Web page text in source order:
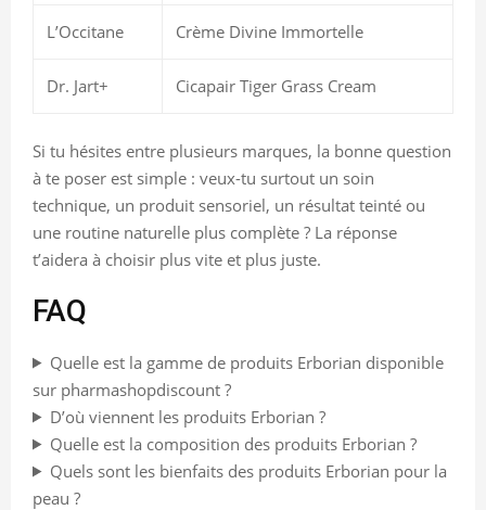
L’Occitane Crème Divine Immortelle
Dr. Jart+ Cicapair Tiger Grass Cream
Si tu hésites entre plusieurs marques, la bonne question
à te poser est simple : veux-tu surtout un soin
technique, un produit sensoriel, un résultat teinté ou
une routine naturelle plus complète ? La réponse
t’aidera à choisir plus vite et plus juste.
FAQ
Quelle est la gamme de produits Erborian disponible
sur pharmashopdiscount ?
D’où viennent les produits Erborian ?
Quelle est la composition des produits Erborian ?
Quels sont les bienfaits des produits Erborian pour la
peau ?